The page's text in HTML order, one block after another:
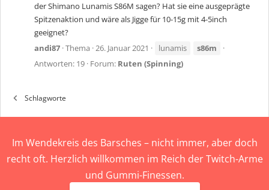
der Shimano Lunamis S86M sagen? Hat sie eine ausgeprägte
Spitzenaktion und wäre als Jigge für 10-15g mit 4-5inch
geeignet?
andi87 Thema 26. Januar 2021 lunamis
s86m
Antworten: 19 Forum: Ruten (Spinning)
Schlagworte
Im Wendekreis des Barsches – nicht immer, aber doch
recht oft. Herzlich willkommen im Reich der Twitch-Arme
und Gummi-Finessen.